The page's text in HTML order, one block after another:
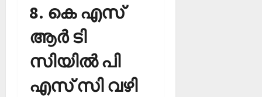
8. കെ എസ്
ആര്‍ ടി
സിയില്‍ പി
എസ് സി വഴി